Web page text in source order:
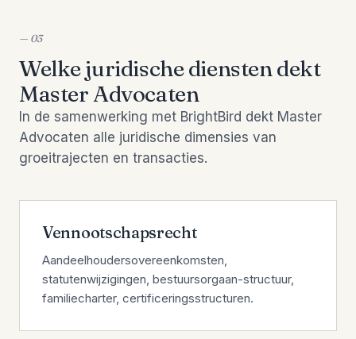
— 03
Welke juridische diensten dekt
Master Advocaten
In de samenwerking met BrightBird dekt Master
Advocaten alle juridische dimensies van
groeitrajecten en transacties.
Vennootschaps­recht
Aandeelhoudersovereenkomsten,
statutenwijzigingen, bestuursorgaan-structuur,
familiecharter, certificeringsstructuren.